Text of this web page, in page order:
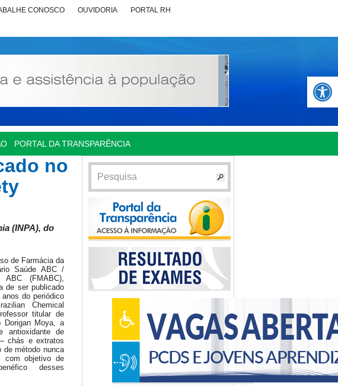
Abrir
CONOSCO OUVIDORIA PORTAL RH
PORTAL DA TRANSPARÊNCIA
no
(INPA), do
de Farmácia da
Saúde ABC /
(FMABC),
de ser publicado
do periódico
Chemical
titular de
Dorigan Moya, a
antioxidante de
chás e extratos
de método nunca
com objetivo de
desses